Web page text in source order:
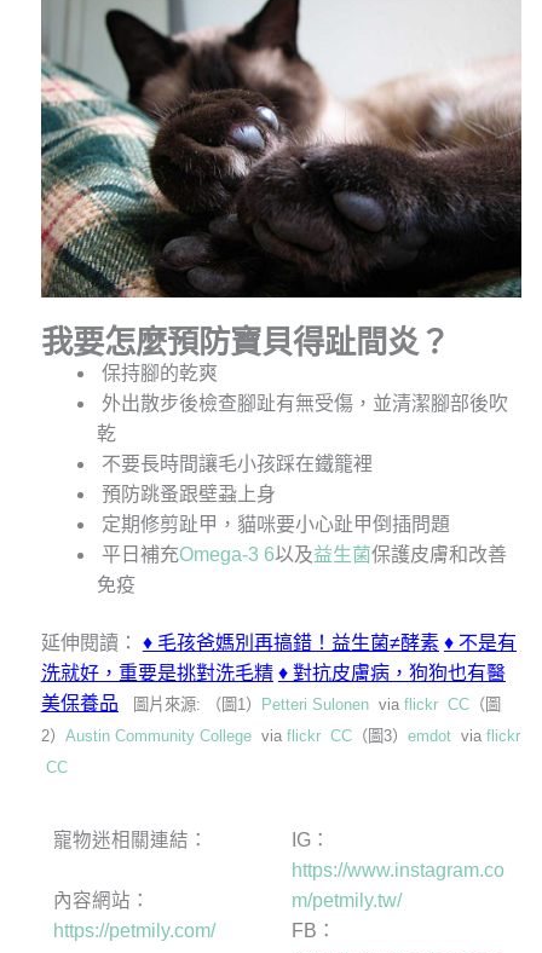
我要怎麼預防寶貝得趾間炎？
保持腳的乾爽
外出散步後檢查腳趾有無受傷，並清潔腳部後吹
乾
不要長時間讓毛小孩踩在鐵籠裡
預防跳蚤跟壁蝨上身
定期修剪趾甲，貓咪要小心趾甲倒插問題
平日補充Omega-3 6以及益生菌保護皮膚和改善
免疫
延伸閱讀： ♦ 毛孩爸媽別再搞錯！益生菌≠酵素 ♦ 不是有
洗就好，重要是挑對洗毛精 ♦ 對抗皮膚病，狗狗也有醫
美保養品
圖片來源: （圖1） Petteri Sulonenvia flickr CC（圖
2） Austin Community Collegevia flickr CC（圖3） emdotvia flickr
CC
寵物迷相關連結：
內容網站：
https://petmily.com/
IG：
https://www.instagram.co
m/petmily.tw/
FB：